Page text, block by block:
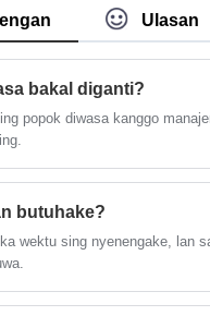
macem-macem
iki minangka
Nganggo Popok
ngarep-arep bisa
luwih ngerti Wong
Popok Kanggo
pelanggan anyar lan
kerjo bareng karo
kapisan workmanship
nambah logo customer
14 taun karo layanan
made, layanan
Ulasan
bakal diganti?
popok diwasa kanggo
butuhake?
wektu sing nyenengake, lan